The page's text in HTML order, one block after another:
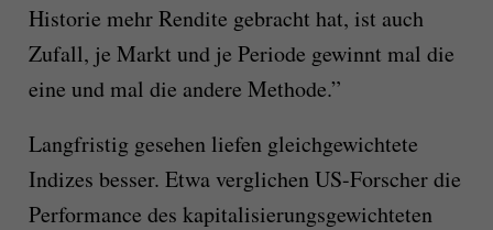
Historie mehr Rendite gebracht hat, ist auch
Zufall, je Markt und je Periode gewinnt mal die
eine und mal die andere Methode.”
Langfristig gesehen liefen gleichgewichtete
Indizes besser. Etwa verglichen US-Forscher die
Performance des kapitalisierungsgewichteten